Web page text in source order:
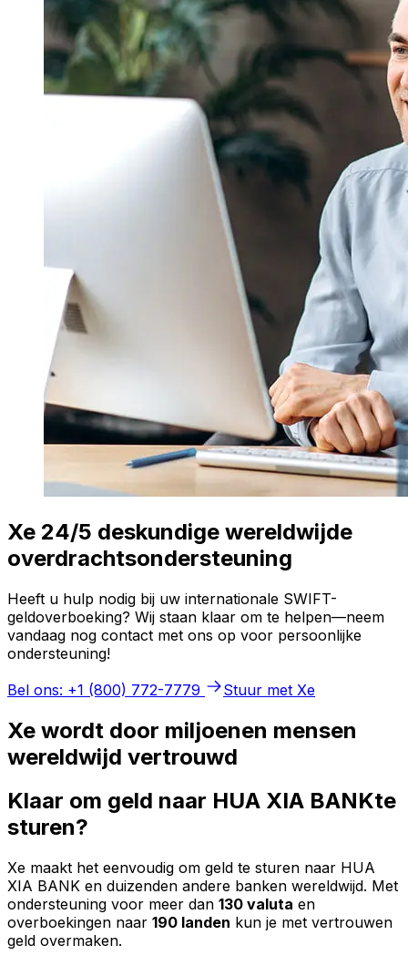
Xe 24/5 deskundige wereldwijde
overdrachtsondersteuning
Heeft u hulp nodig bij uw internationale SWIFT-
geldoverboeking? Wij staan klaar om te helpen—neem
vandaag nog contact met ons op voor persoonlijke
ondersteuning!
Bel ons: +1 (800) 772-7779
Stuur met Xe
Xe wordt door miljoenen mensen
wereldwijd vertrouwd
Klaar om geld naar HUA XIA BANKte
sturen?
Xe maakt het eenvoudig om geld te sturen naar HUA
XIA BANK en duizenden andere banken wereldwijd. Met
ondersteuning voor meer dan 130 valuta en
overboekingen naar 190 landen kun je met vertrouwen
geld overmaken.